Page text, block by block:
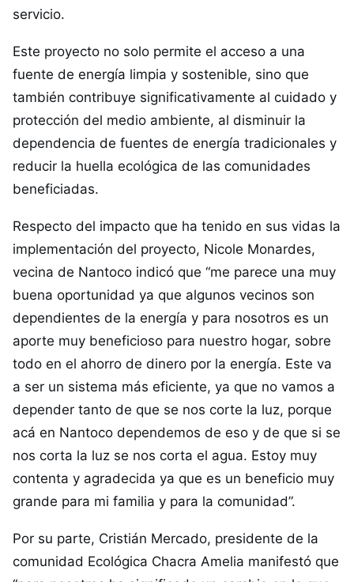
servicio.
Este proyecto no solo permite el acceso a una
fuente de energía limpia y sostenible, sino que
también contribuye significativamente al cuidado y
protección del medio ambiente, al disminuir la
dependencia de fuentes de energía tradicionales y
reducir la huella ecológica de las comunidades
beneficiadas.
Respecto del impacto que ha tenido en sus vidas la
implementación del proyecto, Nicole Monardes,
vecina de Nantoco indicó que “me parece una muy
buena oportunidad ya que algunos vecinos son
dependientes de la energía y para nosotros es un
aporte muy beneficioso para nuestro hogar, sobre
todo en el ahorro de dinero por la energía. Este va
a ser un sistema más eficiente, ya que no vamos a
depender tanto de que se nos corte la luz, porque
acá en Nantoco dependemos de eso y de que si se
nos corta la luz se nos corta el agua. Estoy muy
contenta y agradecida ya que es un beneficio muy
grande para mi familia y para la comunidad”.
Por su parte, Cristián Mercado, presidente de la
comunidad Ecológica Chacra Amelia manifestó que